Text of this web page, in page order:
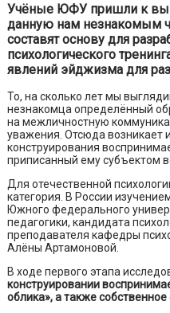
Учёные ЮФУ пришли к
данную нам незнакомым
составят основу для
психологического
явлений эйджизма для
То, на сколько лет мы
незнакомца определённый
на межличностную
уважения. Отсюда возникает
конструирования
приписанный ему субъектом
Для отечественной
категория. В России
Южного федерального
педагогики, кандидата
преподавателя кафедры
Алёны Артамоновой.
В ходе первого этапа
конструировании
облика», а также